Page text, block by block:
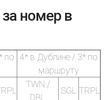
номер в
по 4* в Дублине / 3* по
маршруту
TWN /
DBL
SGL TRPL